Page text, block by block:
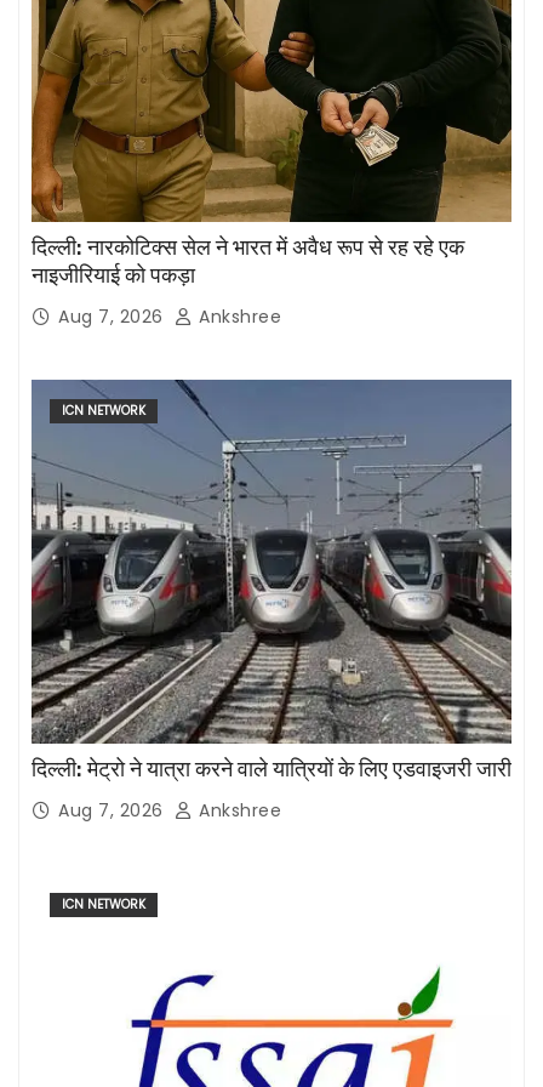
दिल्ली: नारकोटिक्स सेल ने भारत में अवैध रूप से रह रहे एक
नाइजीरियाई को पकड़ा
Aug 7, 2026 Ankshree
ICN NETWORK
दिल्ली: मेट्रो ने यात्रा करने वाले यात्रियों के लिए एडवाइजरी जारी
Aug 7, 2026 Ankshree
ICN NETWORK